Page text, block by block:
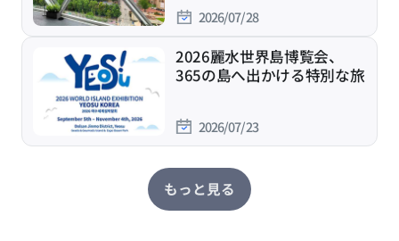
2026/07/28
2026麗水世界島博覧会、
365の島へ出かける特別な旅
2026/07/23
もっと見る